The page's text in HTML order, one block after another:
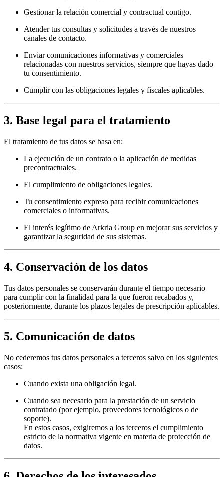
Gestionar la relación comercial y contractual contigo.
Atender tus consultas y solicitudes a través de nuestros
canales de contacto.
Enviar comunicaciones informativas y comerciales
relacionadas con nuestros servicios, siempre que hayas dado
tu consentimiento.
Cumplir con las obligaciones legales y fiscales aplicables.
3. Base legal para el tratamiento
El tratamiento de tus datos se basa en:
La ejecución de un contrato o la aplicación de medidas
precontractuales.
El cumplimiento de obligaciones legales.
Tu consentimiento expreso para recibir comunicaciones
comerciales o informativas.
El interés legítimo de Arkria Group en mejorar sus servicios y
garantizar la seguridad de sus sistemas.
4. Conservación de los datos
Tus datos personales se conservarán durante el tiempo necesario
para cumplir con la finalidad para la que fueron recabados y,
posteriormente, durante los plazos legales de prescripción aplicables.
5. Comunicación de datos
No cederemos tus datos personales a terceros salvo en los siguientes
casos:
Cuando exista una obligación legal.
Cuando sea necesario para la prestación de un servicio
contratado (por ejemplo, proveedores tecnológicos o de
soporte).
En estos casos, exigiremos a los terceros el cumplimiento
estricto de la normativa vigente en materia de protección de
datos.